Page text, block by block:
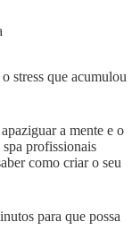
stress que acumulou
a mente e o
profissionais
como criar o seu
para que possa